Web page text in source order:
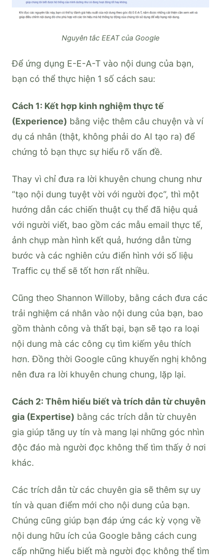
Nguyên tắc EEAT của Google
Để ứng dụng E-E-A-T vào nội dung của bạn,
bạn có thể thực hiện 1 số cách sau:
Cách 1: Kết hợp kinh nghiệm thực tế
(Experience) bằng việc thêm câu chuyện và ví
dụ cá nhân (thật, không phải do AI tạo ra) để
chứng tỏ bạn thực sự hiểu rõ vấn đề.
Thay vì chỉ đưa ra lời khuyên chung chung như
“tạo nội dung tuyệt vời với người đọc”, thì một
hướng dẫn các chiến thuật cụ thể đã hiệu quả
với người viết, bao gồm các mẫu email thực tế,
ảnh chụp màn hình kết quả, hướng dẫn từng
bước và các nghiên cứu điển hình với số liệu
Traffic cụ thể sẽ tốt hơn rất nhiều.
Cũng theo Shannon Willoby, bằng cách đưa các
trải nghiệm cá nhân vào nội dung của bạn, bao
gồm thành công và thất bại, bạn sẽ tạo ra loại
nội dung mà các công cụ tìm kiếm yêu thích
hơn. Đồng thời Google cũng khuyến nghị không
nên đưa ra lời khuyên chung chung, lặp lại.
Cách 2: Thêm hiểu biết và trích dẫn từ chuyên
gia (Expertise) bằng các trích dẫn từ chuyên
gia giúp tăng uy tín và mang lại những góc nhìn
độc đáo mà người đọc không thể tìm thấy ở nơi
khác.
Các trích dẫn từ các chuyên gia sẽ thêm sự uy
tín và quan điểm mới cho nội dung của bạn.
Chúng cũng giúp bạn đáp ứng các kỳ vọng về
nội dung hữu ích của Google bằng cách cung
cấp những hiểu biết mà người đọc không thể tìm